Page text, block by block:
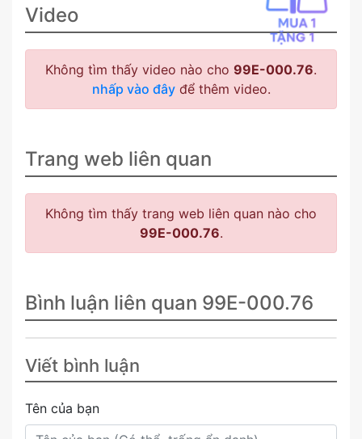
Video
Không tìm thấy video nào cho 99E-000.76.
nhấp vào đâyđể thêm video.
Trang web liên quan
Không tìm thấy trang web liên quan nào cho
99E-000.76.
Bình luận liên quan 99E-000.76
Viết bình luận
Tên của bạn